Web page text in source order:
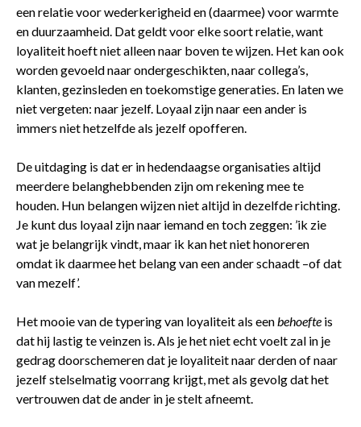
een relatie voor wederkerigheid en (daarmee) voor warmte
en duurzaamheid. Dat geldt voor elke soort relatie, want
loyaliteit hoeft niet alleen naar boven te wijzen. Het kan ook
worden gevoeld naar ondergeschikten, naar collega’s,
klanten, gezinsleden en toekomstige generaties. En laten we
niet vergeten: naar jezelf. Loyaal zijn naar een ander is
immers niet hetzelfde als jezelf opofferen.
De uitdaging is dat er in hedendaagse organisaties altijd
meerdere belanghebbenden zijn om rekening mee te
houden. Hun belangen wijzen niet altijd in dezelfde richting.
Je kunt dus loyaal zijn naar iemand en toch zeggen: ’ik zie
wat je belangrijk vindt, maar ik kan het niet honoreren
omdat ik daarmee het belang van een ander schaadt –of dat
van mezelf’.
Het mooie van de typering van loyaliteit als eenbehoefte is
dat hij lastig te veinzen is. Als je het niet echt voelt zal in je
gedrag doorschemeren dat je loyaliteit naar derden of naar
jezelf stelselmatig voorrang krijgt, met als gevolg dat het
vertrouwen dat de ander in je stelt afneemt.